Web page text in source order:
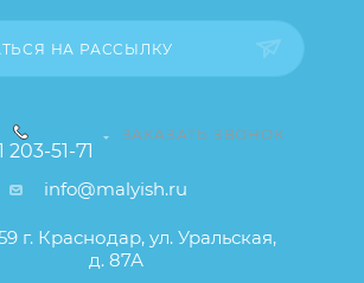
НА РАССЫЛКУ
203-51-71
ЗАКАЗАТЬ ЗВОНОК
info@malyish.ru
г. Краснодар, ул. Уральская,
д. 87А